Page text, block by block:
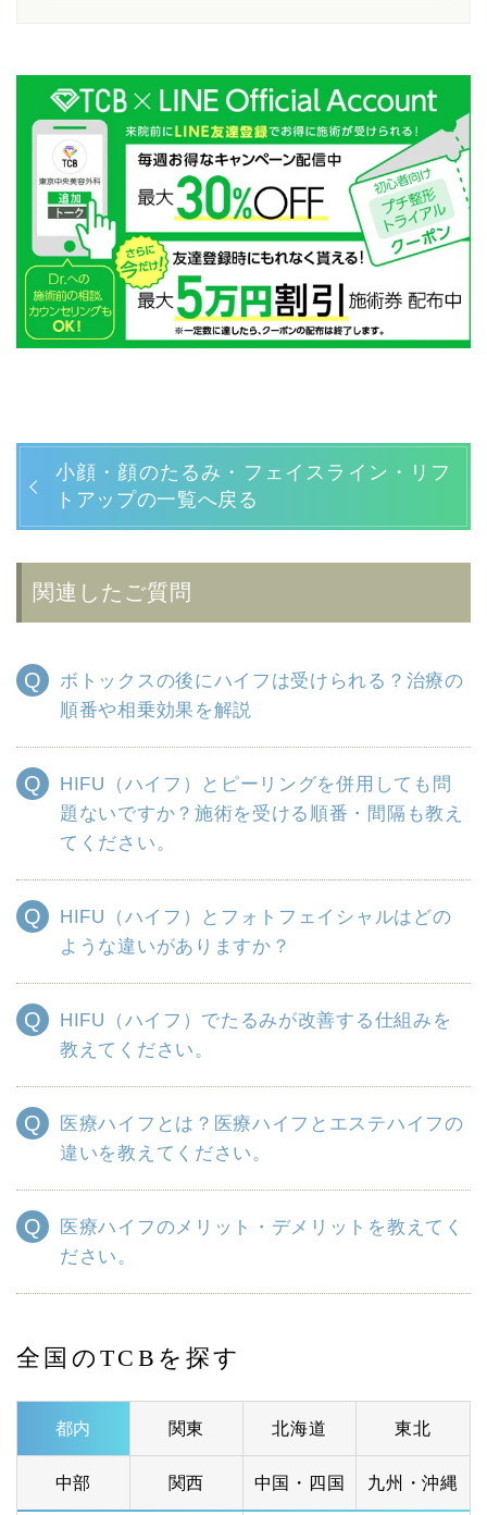
小顔・顔のたるみ・フェイスライン・リフ
トアップの一覧へ戻る
関連したご質問
ボトックスの後にハイフは受けられる？治療の
順番や相乗効果を解説
HIFU（ハイフ）とピーリングを併用しても問
題ないですか？施術を受ける順番・間隔も教え
てください。
HIFU（ハイフ）とフォトフェイシャルはどの
ような違いがありますか？
HIFU（ハイフ）でたるみが改善する仕組みを
教えてください。
医療ハイフとは？医療ハイフとエステハイフの
違いを教えてください。
医療ハイフのメリット・デメリットを教えてく
ださい。
全国のTCBを探す
都内 関東 北海道 東北
中部 関西 中国・四国 九州・沖縄